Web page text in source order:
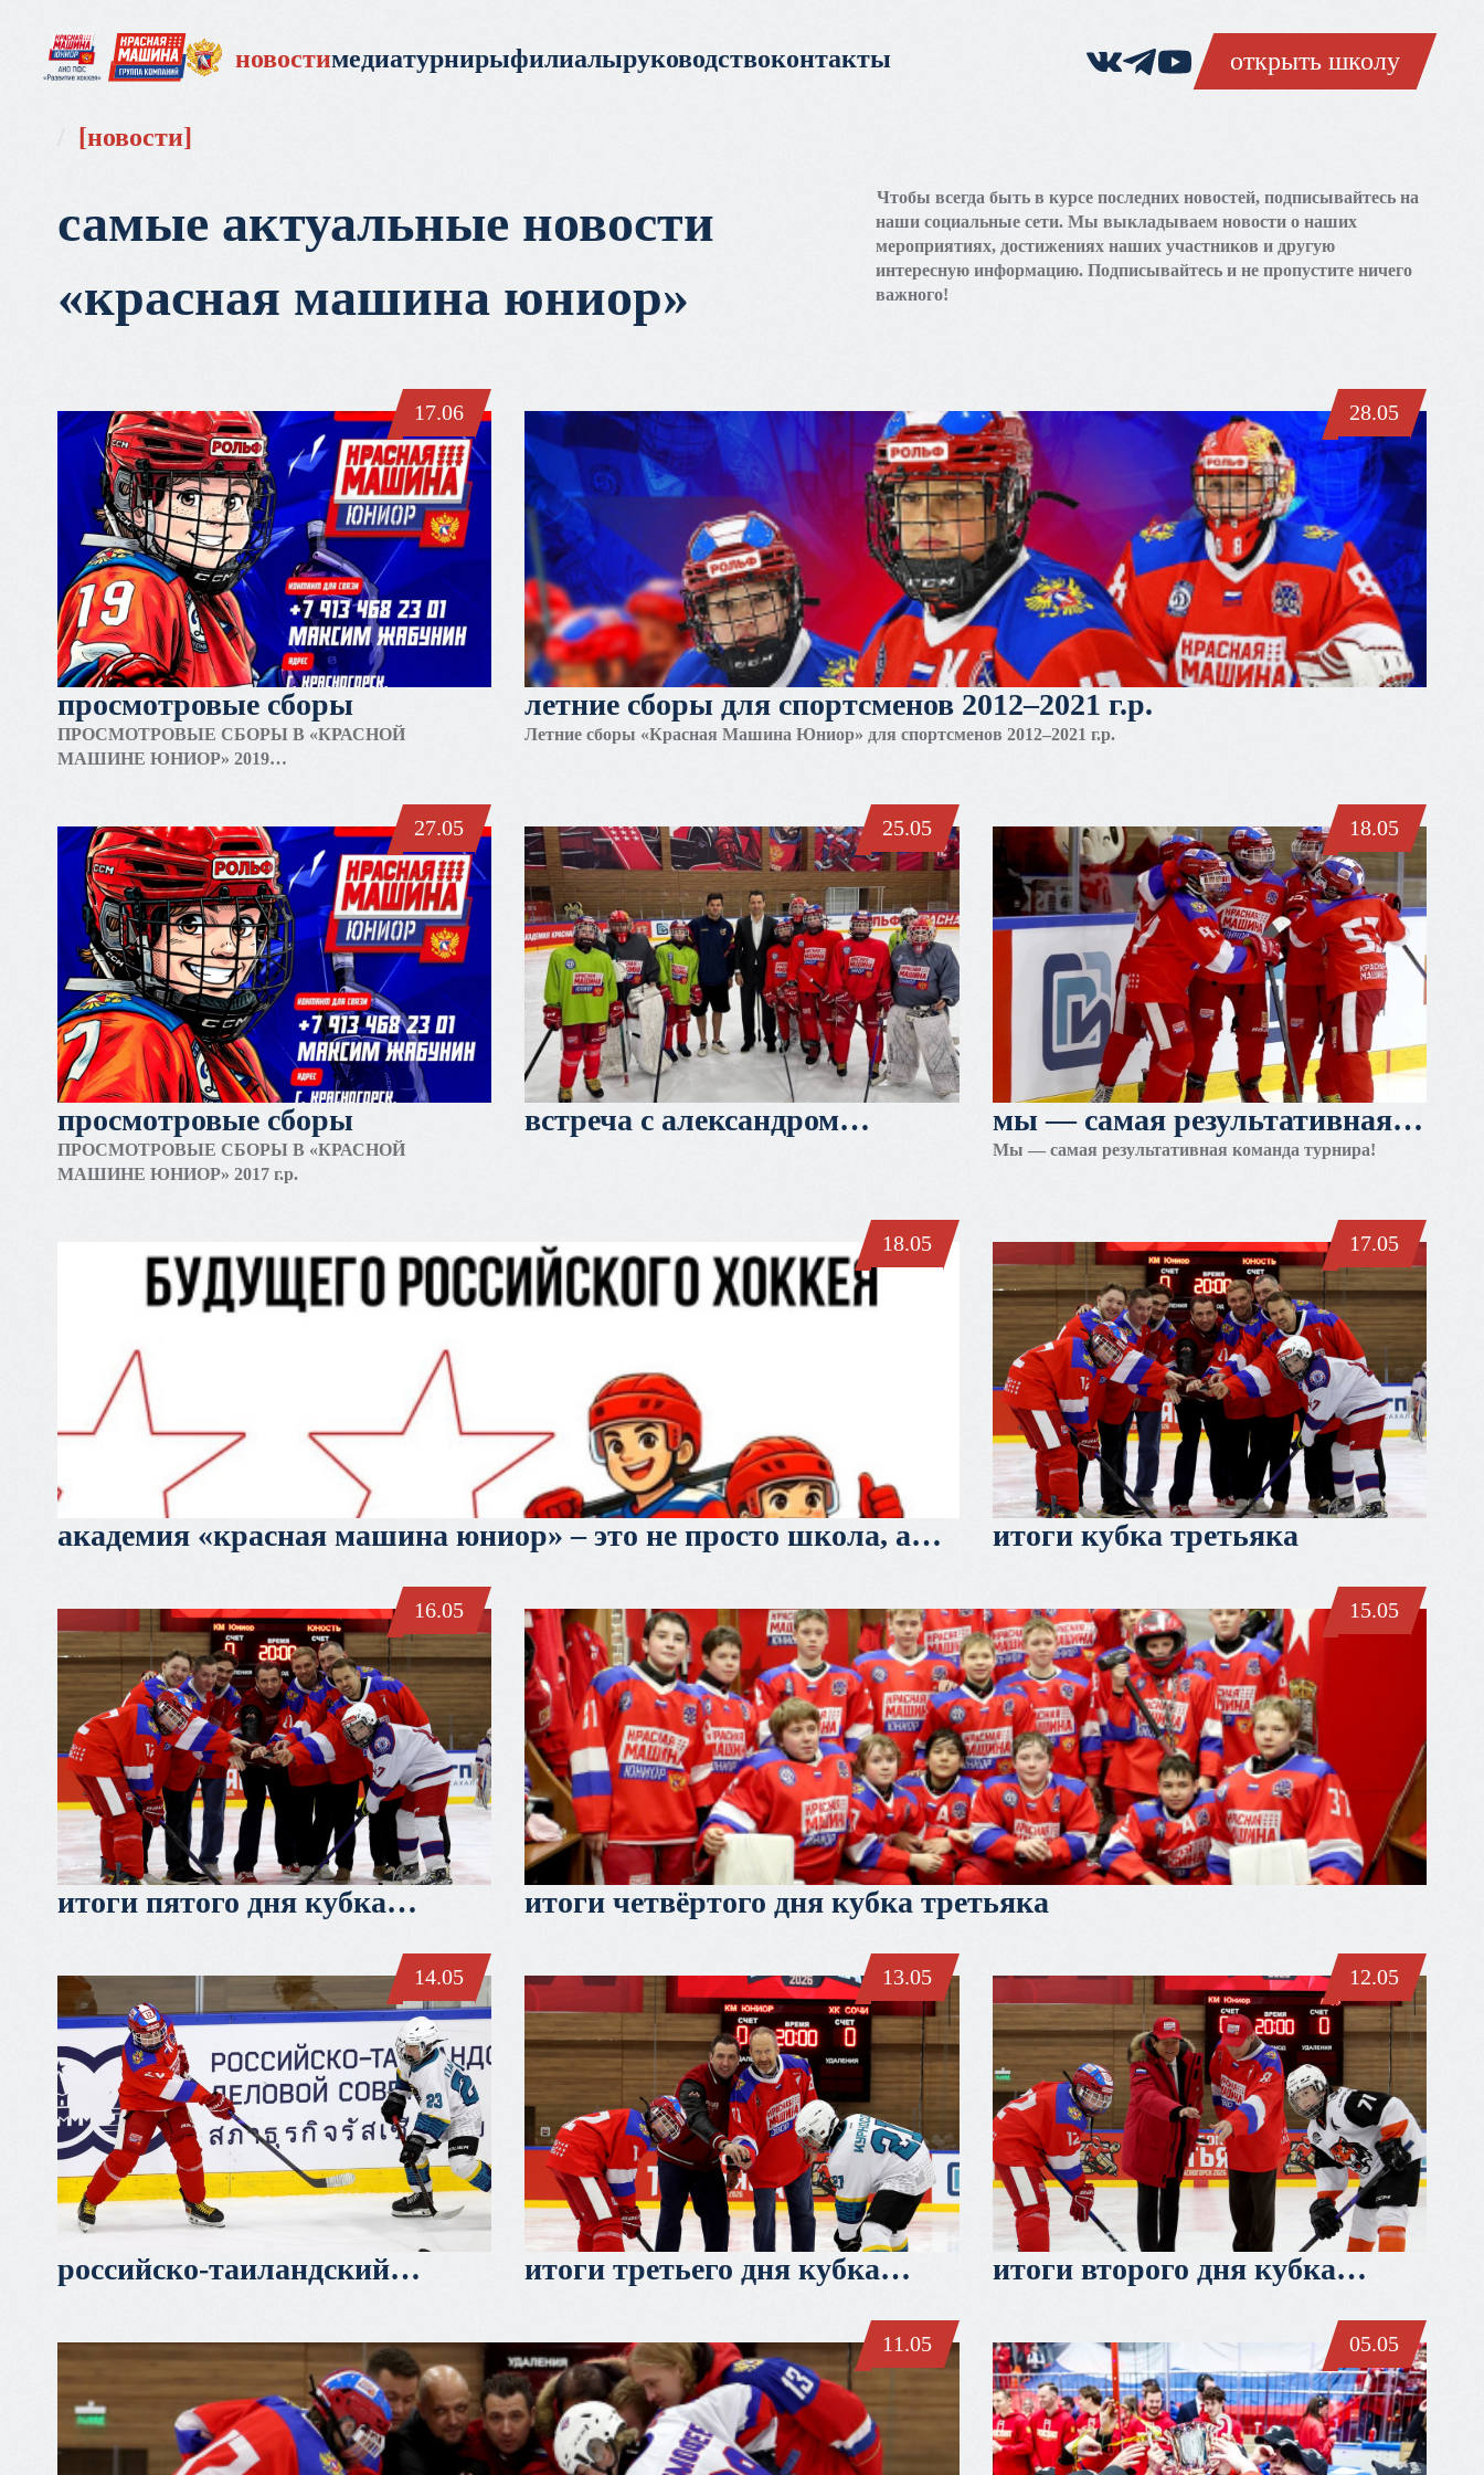
новостимедиатурнирыфилиалыруководствоконтакты открыть школу
новости
самые актуальные новости
«красная машина юниор»
Чтобы всегда быть в курсе последних новостей, подписывайтесь на
наши социальные сети. Мы выкладываем новости о наших
мероприятиях, достижениях наших участников и другую
интересную информацию. Подписывайтесь и не пропустите ничего
важного!
17.06
просмотровые сборы
ПРОСМОТРОВЫЕ СБОРЫ В «КРАСНОЙ
МАШИНЕ ЮНИОР» 2019
28.05
летние сборы для спортсменов 2012–2021 г.р.
Летние сборы «Красная Машина Юниор» для спортсменов 2012–2021 г.р.
27.05
просмотровые сборы
ПРОСМОТРОВЫЕ СБОРЫ В «КРАСНОЙ
МАШИНЕ ЮНИОР» 2017 г.р.
25.05
встреча с александром
18.05
мы — самая результативная
команда турнира!
Мы — самая результативная команда турнира!
18.05
академия «красная машина юниор» – это не просто школа, а
17.05
итоги кубка третьяка
16.05
итоги пятого дня кубка
15.05
итоги четвёртого дня кубка третьяка
14.05
российско-таиландский
производитель спортивной
одежды warrix – официальные
партнеры кубка третьяка u12
под эгидой федерации хоккея
13.05
итоги третьего дня кубка
12.05
итоги второго дня кубка
11.05 05.05